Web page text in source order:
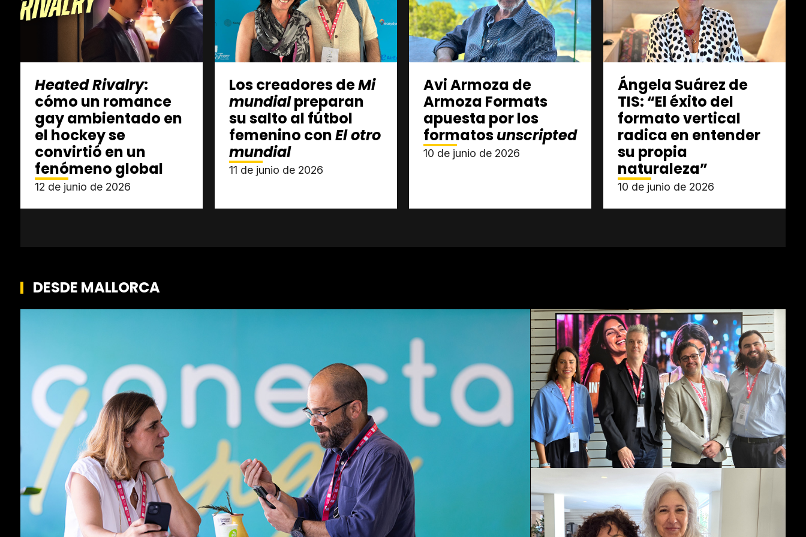
Heated Rivalry:
cómo un romance
gay ambientado en
el hockey se
convirtió en un
fenómeno global
12 de junio de 2026
Los creadores deMi
mundialpreparan
su salto al fútbol
femenino conEl otro
mundial
11 de junio de 2026
Avi Armoza de
Armoza Formats
apuesta por los
formatosunscripted
10 de junio de 2026
Ángela Suárez de
TIS: “El éxito del
formato vertical
radica en entender
su propia
naturaleza”
10 de junio de 2026
DESDE MALLORCA